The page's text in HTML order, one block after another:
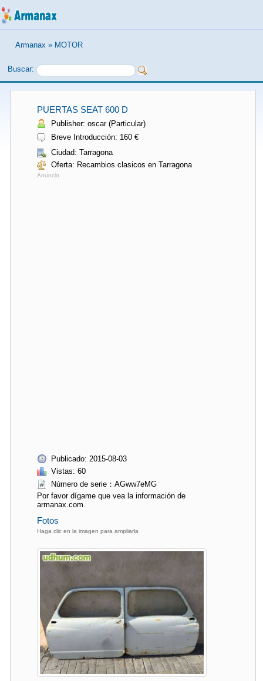
Armanax » MOTOR
Buscar:
PUERTAS SEAT 600 D
Publisher: oscar (Particular)
Breve Introducción: 160 €
Ciudad: Tarragona
Oferta: Recambios clasicos en Tarragona
Anuncio
Publicado: 2015-08-03
Vistas: 60
Número de serie：AGww7eMG
Por favor dígame que vea la información de
armanax.com.
Fotos
Haga clic en la imagen para ampliarla